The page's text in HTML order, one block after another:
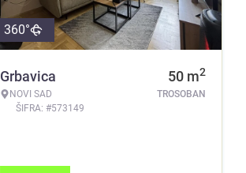
360°
Grbavica
NOVI SAD
ŠIFRA: #573149
50 m2
TROSOBAN